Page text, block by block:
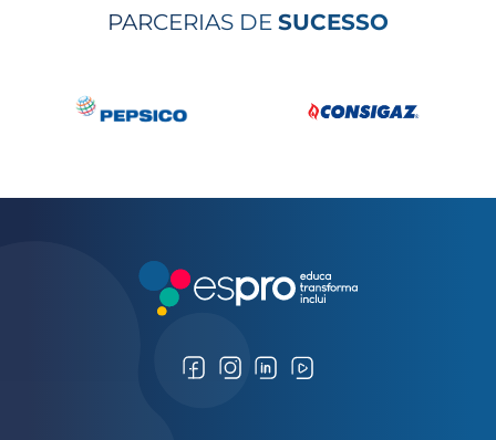
PARCERIAS DE SUCESSO